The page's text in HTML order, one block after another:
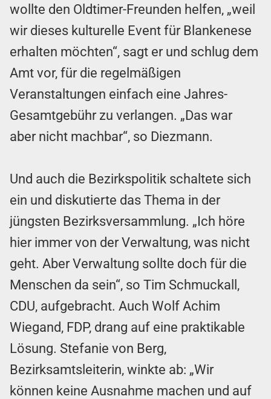
wollte den Oldtimer-Freunden helfen, „weil
wir dieses kulturelle Event für Blankenese
erhalten möchten“, sagt er und schlug dem
Amt vor, für die regelmäßigen
Veranstaltungen einfach eine Jahres-
Gesamtgebühr zu verlangen. „Das war
aber nicht machbar“, so Diezmann.
Und auch die Bezirkspolitik schaltete sich
ein und diskutierte das Thema in der
jüngsten Bezirksversammlung. „Ich höre
hier immer von der Verwaltung, was nicht
geht. Aber Verwaltung sollte doch für die
Menschen da sein“, so Tim Schmuckall,
CDU, aufgebracht. Auch Wolf Achim
Wiegand, FDP, drang auf eine praktikable
Lösung. Stefanie von Berg,
Bezirksamtsleiterin, winkte ab: „Wir
können keine Ausnahme machen und auf